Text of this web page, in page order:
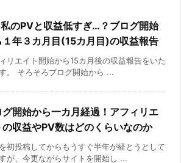
のPVと収益低すぎ…？ブログ開始
１年３カ月目(15カ月目)の収益報告
リエイト開始から15カ月後の収益報告をいた
。 そろそろブログ開始から ...
グ開始から一カ月経過！アフィリエ
の収益やPV数はどのくらいなのか
初投稿してからもうすぐ半年が経とうとして
が、今更ながらサイトを開始し ...